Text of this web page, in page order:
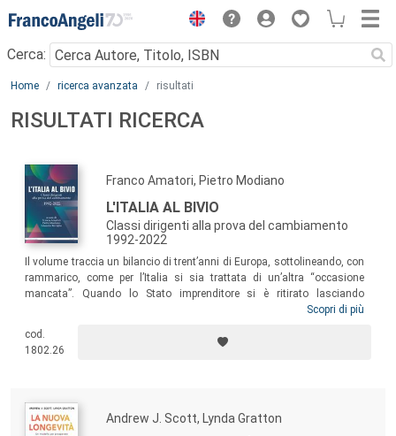
Menu
Cerca:
Main content
Home ricerca avanzata risultati
RISULTATI RICERCA
Franco Amatori, Pietro Modiano
L'ITALIA AL BIVIO
Classi dirigenti alla prova del cambiamento
1992-2022
Il volume traccia un bilancio di trent’anni di Europa, sottolineando, con
rammarico, come per l’Italia si sia trattata di un’altra “occasione
mancata”. Quando lo Stato imprenditore si è ritirato lasciando
un’importante eredità (le imprese pubbliche), “gli eredi” delle
compromessa la capacità di crescita del Paese, si sono aggravati gli
squilibri territoriali e sociali, è andato colpevolmente disperso un
Scopri di più
cod.
1802.26
Andrew J. Scott, Lynda Gratton